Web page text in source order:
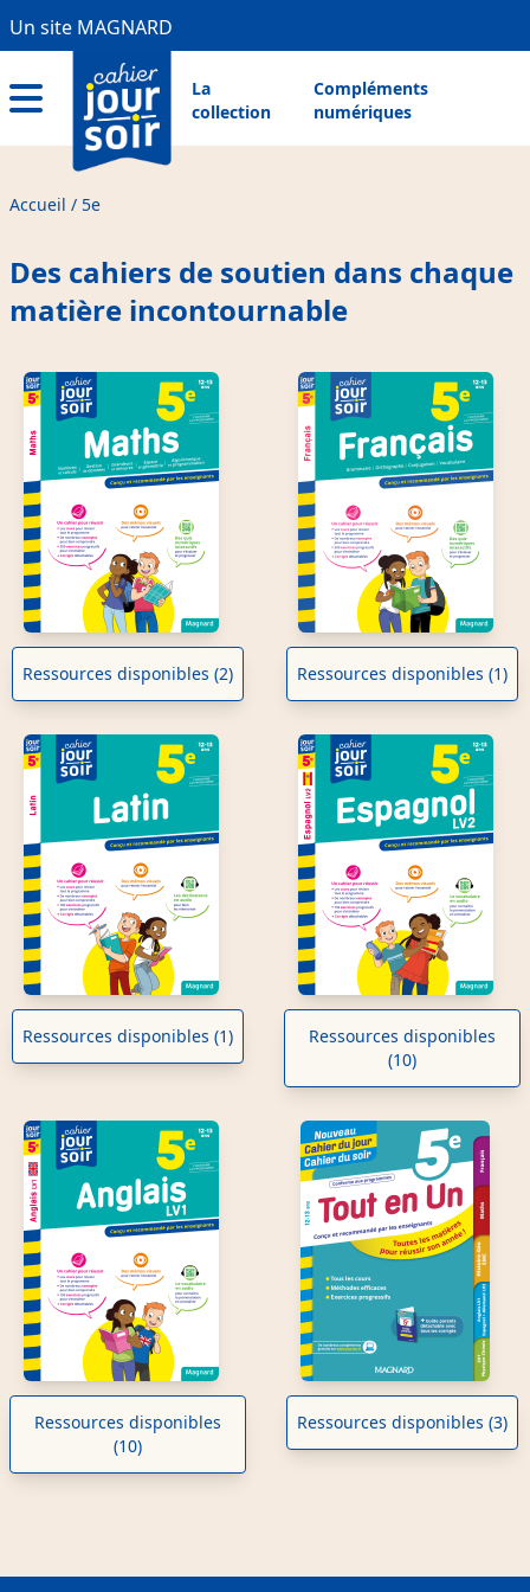
Aller
au
principal
Menu
Pre
Header
Un site MAGNARD
Menu
hamburger
Menu
principal
La
collection
Compléments
numériques
d'Ariane
Accueil 5e
Des cahiers de soutien dans chaque
matière incontournable
Ressources disponibles (2) Ressources disponibles (1)
Ressources disponibles (1)
Ressources disponibles
(10)
Ressources disponibles
(10)
Ressources disponibles (3)